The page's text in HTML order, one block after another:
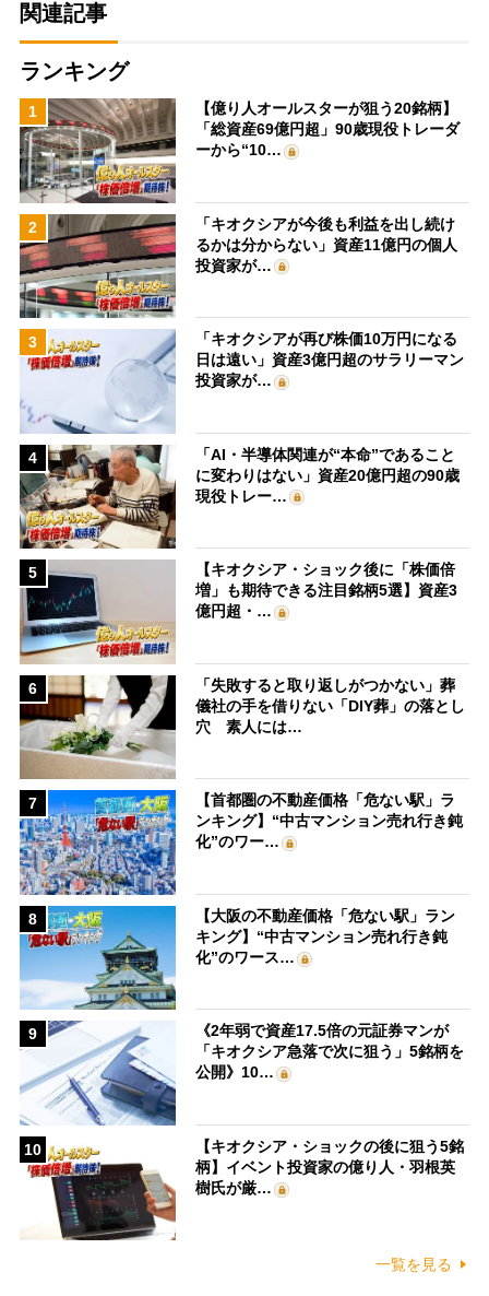
関連記事
ランキング
1
【億り人オールスターが狙う20銘柄】
「総資産69億円超」90歳現役トレーダ
ーから“10…
2
「キオクシアが今後も利益を出し続け
るかは分からない」資産11億円の個人
投資家が…
3
「キオクシアが再び株価10万円になる
日は遠い」資産3億円超のサラリーマン
投資家が…
4
「AI・半導体関連が“本命”であること
に変わりはない」資産20億円超の90歳
現役トレー…
5
【キオクシア・ショック後に「株価倍
増」も期待できる注目銘柄5選】資産3
億円超・…
6
「失敗すると取り返しがつかない」葬
儀社の手を借りない「DIY葬」の落とし
穴 素人には…
7
【首都圏の不動産価格「危ない駅」ラ
ンキング】“中古マンション売れ行き鈍
化”のワー…
8
【大阪の不動産価格「危ない駅」ラン
キング】“中古マンション売れ行き鈍
化”のワース…
9
《2年弱で資産17.5倍の元証券マンが
「キオクシア急落で次に狙う」5銘柄を
公開》10…
10
【キオクシア・ショックの後に狙う5銘
柄】イベント投資家の億り人・羽根英
樹氏が厳…
一覧を見る